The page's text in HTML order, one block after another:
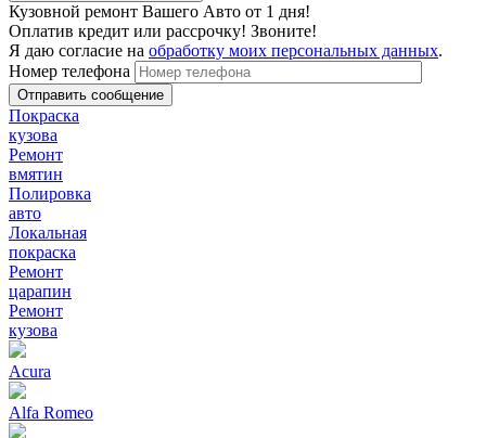
Кузовной ремонт Вашего Авто от 1 дня!
Оплатив кредит или рассрочку! Звоните!
Я даю согласие на обработку моих персональных данных.
Номер телефона
Покраска
кузова
Ремонт
вмятин
Полировка
авто
Локальная
покраска
Ремонт
царапин
Ремонт
кузова
Acura
Alfa Romeo